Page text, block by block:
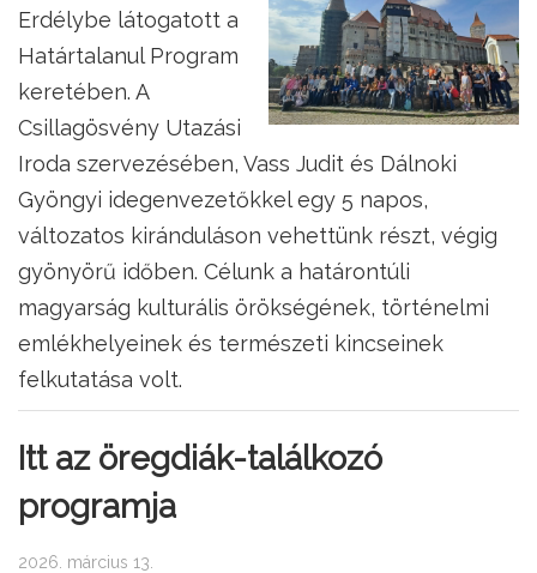
Erdélybe látogatott a
Határtalanul Program
keretében. A
Csillagösvény Utazási
Iroda szervezésében, Vass Judit és Dálnoki
Gyöngyi idegenvezetőkkel egy 5 napos,
változatos kiránduláson vehettünk részt, végig
gyönyörű időben. Célunk a határontúli
magyarság kulturális örökségének, történelmi
emlékhelyeinek és természeti kincseinek
felkutatása volt.
Itt az öregdiák-találkozó
programja
2026. március 13.